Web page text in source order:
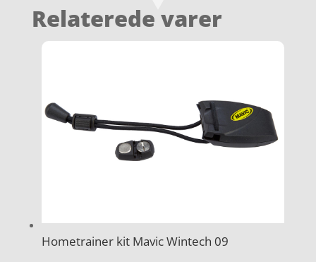
Relaterede varer
Hometrainer kit Mavic Wintech 09